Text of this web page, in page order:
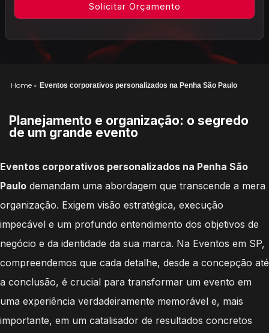
Home » Eventos corporativos personalizados na Penha São Paulo
Planejamento e organização: o segredo
de um grande evento
Eventos corporativos personalizados na Penha São
Paulo demandam uma abordagem que transcende a mera
organização. Exigem visão estratégica, execução
impecável e um profundo entendimento dos objetivos de
negócio e da identidade da sua marca. Na Eventos em SP,
compreendemos que cada detalhe, desde a concepção até
a conclusão, é crucial para transformar um evento em
uma experiência verdadeiramente memorável e, mais
importante, em um catalisador de resultados concretos